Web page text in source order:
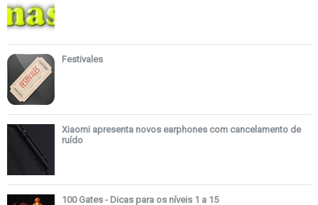
Festivales
Xiaomi apresenta novos earphones com cancelamento de
ruído
100 Gates - Dicas para os níveis 1 a 15